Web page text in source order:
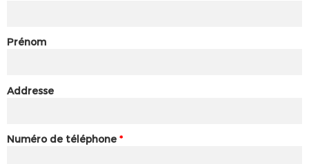
Prénom
Addresse
Numéro de téléphone *